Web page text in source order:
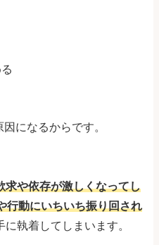
になるからです。
求や依存が激しくなってし
行動にいちいち振り回され
執着してしまいます。